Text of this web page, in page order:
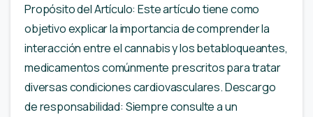
Propósito del Artículo: Este artículo tiene como
objetivo explicar la importancia de comprender la
interacción entre el cannabis y los betabloqueantes,
medicamentos comúnmente prescritos para tratar
diversas condiciones cardiovasculares. Descargo
de responsabilidad: Siempre consulte a un